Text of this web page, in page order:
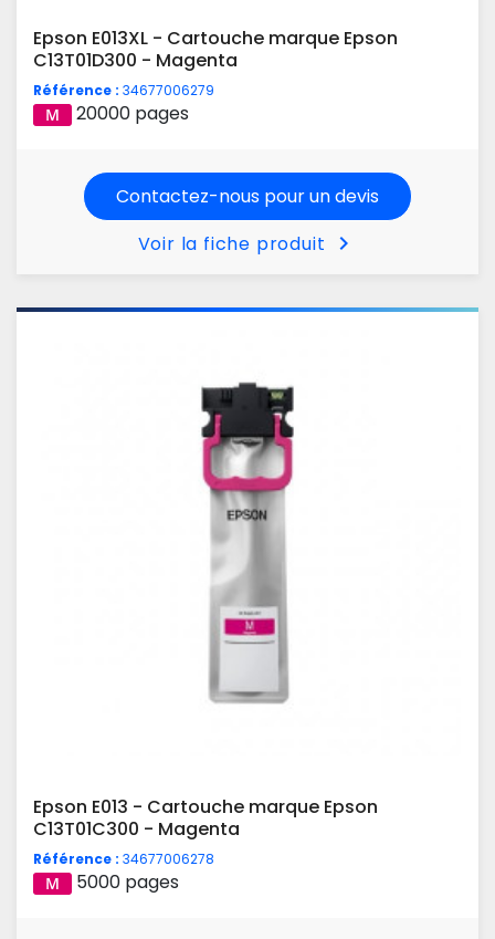
Epson E013XL - Cartouche marque Epson
C13T01D300 - Magenta
Référence : 34677006279
20000 pages
Contactez-nous pour un devis
Voir la fiche produit
chevron_right
Epson E013 - Cartouche marque Epson
C13T01C300 - Magenta
Référence : 34677006278
5000 pages